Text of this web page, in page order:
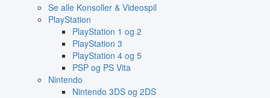
Se alle Konsoller & Videospil
PlayStation
PlayStation 1 og 2
PlayStation 3
PlayStation 4 og 5
PSP og PS Vita
Nintendo
Nintendo 3DS og 2DS